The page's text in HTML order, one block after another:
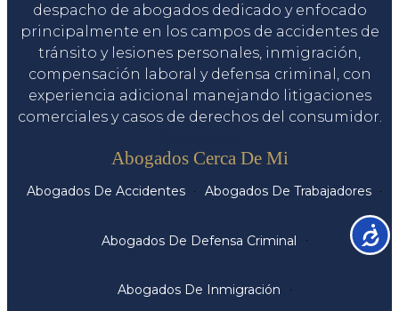
despacho de abogados dedicado y enfocado
principalmente en los campos de accidentes de
tránsito y lesiones personales, inmigración,
compensación laboral y defensa criminal, con
experiencia adicional manejando litigaciones
comerciales y casos de derechos del consumidor.
Abogados Cerca De Mi
Abogados De Accidentes Abogados De Trabajadores
Abogados De Defensa Criminal
Abogados De Inmigración